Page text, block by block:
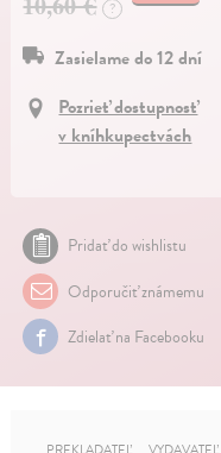
?
Zasielame do 12 dní
Pozrieť dostupnosť
v kníhkupectvách
Pridať do wishlistu
Odporučiť známemu
Zdielať na Facebooku